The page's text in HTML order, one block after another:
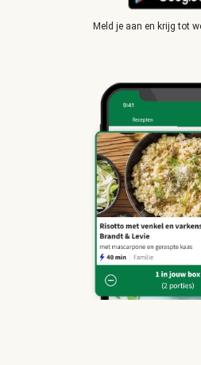
Meld je aan en krijg tot